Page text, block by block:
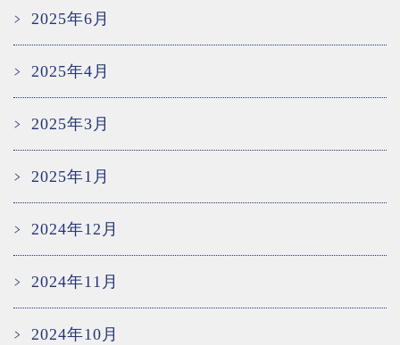
2025年6月
2025年4月
2025年3月
2025年1月
2024年12月
2024年11月
2024年10月